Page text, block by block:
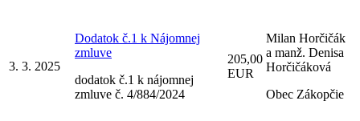
3. 3. 2025
Dodatok č.1 k Nájomnej
zmluve
dodatok č.1 k nájomnej
zmluve č. 4/884/2024
205,00
EUR
Milan Horčičák
a manž. Denisa
Horčičáková
Obec Zákopčie